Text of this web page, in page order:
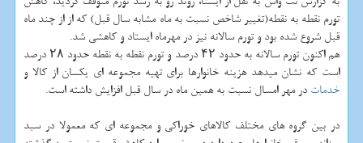
تورم نقطه به نقطه(تغییر شاخص نسبت به ماه مشابه سال قبل) كه از از چند ماه
قبل شروع شده بود و تورم سالانه نیز در مهرماه ایستاد و كاهشی شد.
هم اكنون تورم سالانه به حدود ۴۲ درصد و تورم نقطه به نقطه حدود ۲۸ درصد
است كه نشان میدهد هزینه خانوارها برای تهیه مجموعه ای یكسان از كالا و
خدمات در مهر امسال نسبت به همین ماه در سال قبل افزایش داشته است.
در بین گروه های مختلف كالاهای خوراكی و مجموعه ای كه معمولا در سبد